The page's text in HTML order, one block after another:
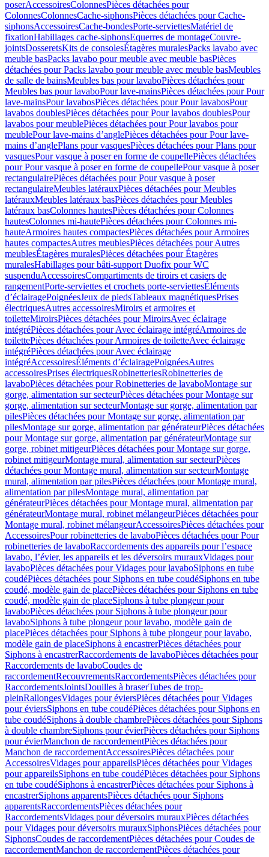
poserAccessoiresColonnesPièces détachées pour
ColonnesColonnesCache-siphonsPièces détachées pour Cache-
siphonsAccessoiresCache-bondesPorte-serviettesMatériel de
fixationHabillages cache-siphonsEquerres de montageCouvre-
jointsDosseretsKits de consolesÉtagères muralesPacks lavabo avec
meuble basPacks lavabo pour meuble avec meuble basPièces
détachées pour Packs lavabo pour meuble avec meuble basMeubles
de salle de bainsMeubles bas pour lavaboPièces détachées pour
Meubles bas pour lavaboPour lave-mainsPièces détachées pour Pour
lave-mainsPour lavabosPièces détachées pour Pour lavabosPour
lavabos doublesPièces détachées pour Pour lavabos doublesPour
lavabos pour meublePièces détachées pour Pour lavabos pour
meublePour lave-mains d’anglePièces détachées pour Pour lave-
mains d’anglePlans pour vasquesPièces détachées pour Plans pour
vasquesPour vasque à poser en forme de coupellePièces détachées
pour Pour vasque à poser en forme de coupellePour vasque à poser
rectangulairePièces détachées pour Pour vasque à poser
rectangulaireMeubles latérauxPièces détachées pour Meubles
latérauxMeubles latéraux basPièces détachées pour Meubles
latéraux basColonnes hautesPièces détachées pour Colonnes
hautesColonnes mi-hautePièces détachées pour Colonnes mi-
hauteArmoires hautes compactesPièces détachées pour Armoires
hautes compactesAutres meublesPièces détachées pour Autres
meublesÉtagères muralesPièces détachées pour Étagères
muralesHabillages pour bâti-support Duofix pour WC
suspenduAccessoiresCompartiments de tiroirs et casiers de
rangementPorte-serviettes et crochets porte-serviettesÉléments
d’éclairagePoignéesJeux de piedsTableaux magnétiquesPrises
électriquesAutres accessoiresMiroirs et armoires et
toiletteMiroirsPièces détachées pour MiroirsAvec éclairage
intégréPièces détachées pour Avec éclairage intégréArmoires de
toilettePièces détachées pour Armoires de toiletteAvec éclairage
intégréPièces détachées pour Avec éclairage
intégréAccessoiresÉléments d’éclairagePoignéesAutres
accessoiresPrises électriquesRobinetteriesRobinetteries de
lavaboPièces détachées pour Robinetteries de lavaboMontage sur
gorge, alimentation sur secteurPièces détachées pour Montage sur
gorge, alimentation sur secteurMontage sur gorge, alimentation par
pilesPièces détachées pour Montage sur gorge, alimentation par
pilesMontage sur gorge, alimentation par générateurPièces détachées
pour Montage sur gorge, alimentation par générateurMontage sur
gorge, robinet mitigeurPièces détachées pour Montage sur gorge,
robinet mitigeurMontage mural, alimentation sur secteurPièces
détachées pour Montage mural, alimentation sur secteurMontage
mural, alimentation par pilesPièces détachées pour Montage mural,
alimentation par pilesMontage mural, alimentation par
générateurPièces détachées pour Montage mural, alimentation par
générateurMontage mural, robinet mélangeurPièces détachées pour
Montage mural, robinet mélangeurAccessoiresPièces détachées pour
AccessoiresPour robinetteries de lavaboPièces détachées pour Pour
robinetteries de lavaboRaccordements des appareils pour l’espace
lavabo, l’évier, les appareils et les déversoirs murauxVidages pour
lavaboPièces détachées pour Vidages pour lavaboSiphons en tube
coudéPièces détachées pour Siphons en tube coudéSiphons en tube
coudé, modèle gain de placePièces détachées pour Siphons en tube
coudé, modèle gain de placeSiphons à tube plongeur pour
lavaboPièces détachées pour Siphons à tube plongeur pour
lavaboSiphons à tube plongeur pour lavabo, modèle gain de
placePièces détachées pour Siphons à tube plongeur pour lavabo,
modèle gain de placeSiphons à encastrerPièces détachées pour
Siphons à encastrerRaccordements de lavaboPièces détachées pour
Raccordements de lavaboCoudes de
raccordementRecouvrementsRaccordementsPièces détachées pour
RaccordementsJointsDouilles à braserTubes de trop-
pleinRallongesVidages pour éviersPièces détachées pour Vidages
pour éviersSiphons en tube coudéPièces détachées pour Siphons en
tube coudéSiphons à double chambrePièces détachées pour Siphons
à double chambreSiphons pour évierPièces détachées pour Siphons
pour évierManchon de raccordementPièces détachées pour
Manchon de raccordementAccessoiresPièces détachées pour
AccessoiresVidages pour appareilsPièces détachées pour Vidages
pour appareilsSiphons en tube coudéPièces détachées pour Siphons
en tube coudéSiphons à encastrerPièces détachées pour Siphons à
encastrerSiphons apparentsPièces détachées pour Siphons
apparentsRaccordementsPièces détachées pour
RaccordementsVidages pour déversoirs murauxPièces détachées
pour Vidages pour déversoirs murauxSiphonsPièces détachées pour
SiphonsCoudes de raccordementPièces détachées pour Coudes de
raccordementManchon de raccordementPièces détachées pour